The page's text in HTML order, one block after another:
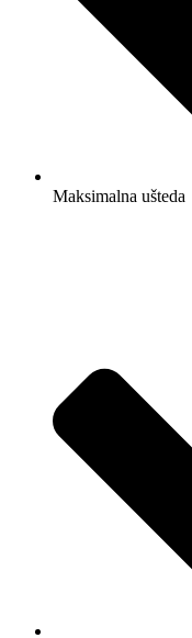
Maksimalna ušteda